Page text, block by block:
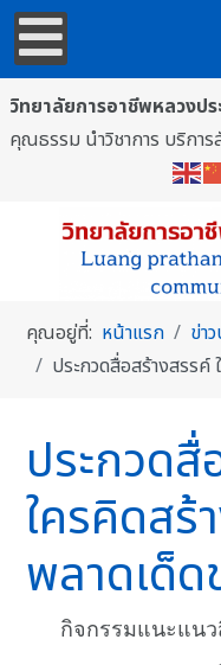
วิทยาลัยการอาชีพหลวงป
คุณธรรม นำวิชาการ บริกา
คุณอยู่ที่: หน้าแรก
ข่า
ประกวดสื่อสร้างสรรค์
ประกวด
ใครคิดสร้
พลาดเด็ด
กิจกรรมแนะแน